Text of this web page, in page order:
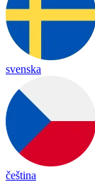
svenska
čeština